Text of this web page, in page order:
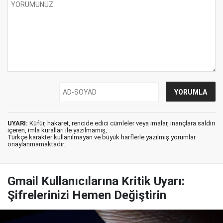
UYARI: Küfür, hakaret, rencide edici cümleler veya imalar, inançlara saldırı
içeren, imla kuralları ile yazılmamış,
Türkçe karakter kullanılmayan ve büyük harflerle yazılmış yorumlar
onaylanmamaktadır.
Gmail Kullanıcılarına Kritik Uyarı:
Şifrelerinizi Hemen Değiştirin